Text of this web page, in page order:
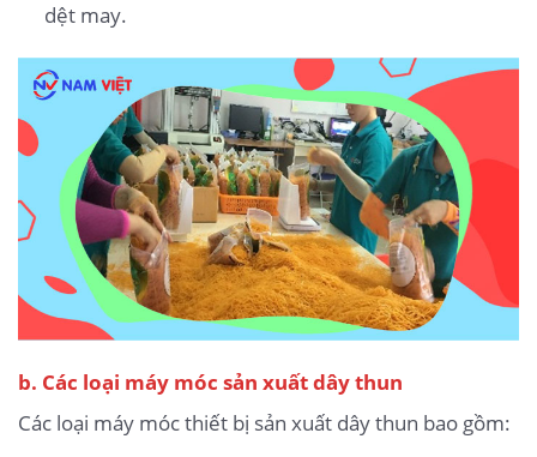
dệt may.
b. Các loại máy móc sản xuất dây thun
Các loại máy móc thiết bị sản xuất dây thun bao gồm: